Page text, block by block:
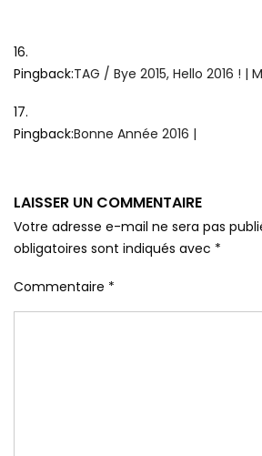
Pingback:TAG / Bye 2015, Hello 2016 ! |
Pingback:Bonne Année 2016 |
LAISSER UN COMMENTAIRE
Votre adresse e-mail ne sera pas
obligatoires sont indiqués avec *
Commentaire *